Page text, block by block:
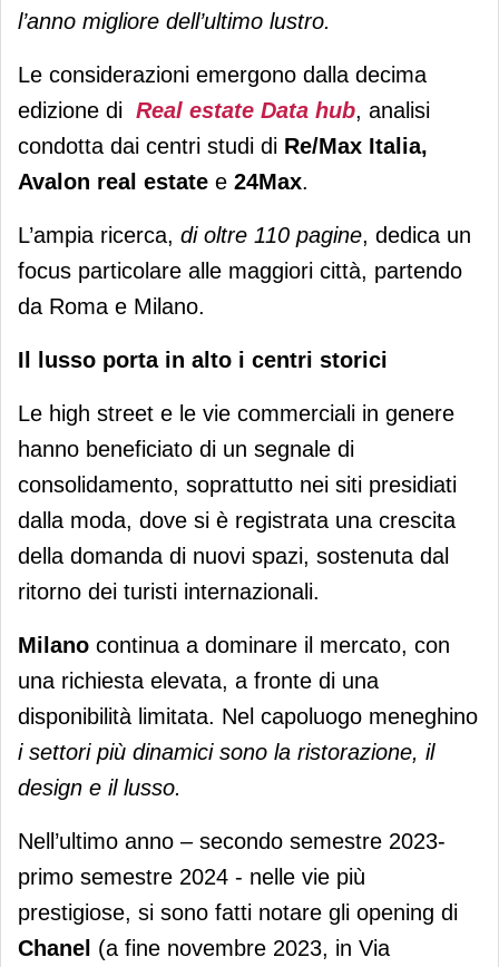
l’anno migliore dell’ultimo lustro.
Le considerazioni emergono dalla decima
edizione di Real estate Data hub, analisi
condotta dai centri studi di Re/Max Italia,
Avalon real estate e 24Max.
L’ampia ricerca, di oltre 110 pagine, dedica un
focus particolare alle maggiori città, partendo
da Roma e Milano.
Il lusso porta in alto i centri storici
Le high street e le vie commerciali in genere
hanno beneficiato di un segnale di
consolidamento, soprattutto nei siti presidiati
dalla moda, dove si è registrata una crescita
della domanda di nuovi spazi, sostenuta dal
ritorno dei turisti internazionali.
Milano continua a dominare il mercato, con
una richiesta elevata, a fronte di una
disponibilità limitata. Nel capoluogo meneghino
i settori più dinamici sono la ristorazione, il
design e il lusso.
Nell’ultimo anno – secondo semestre 2023-
primo semestre 2024 - nelle vie più
prestigiose, si sono fatti notare gli opening di
Chanel (a fine novembre 2023, in Via